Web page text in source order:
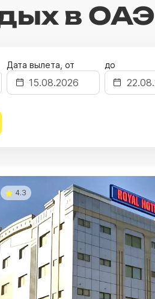
в ОАЭ
Дата вылета, от до
4.3